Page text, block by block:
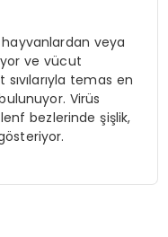
veya
ve vücut
temas en
Virüs
bezlerinde şişlik,